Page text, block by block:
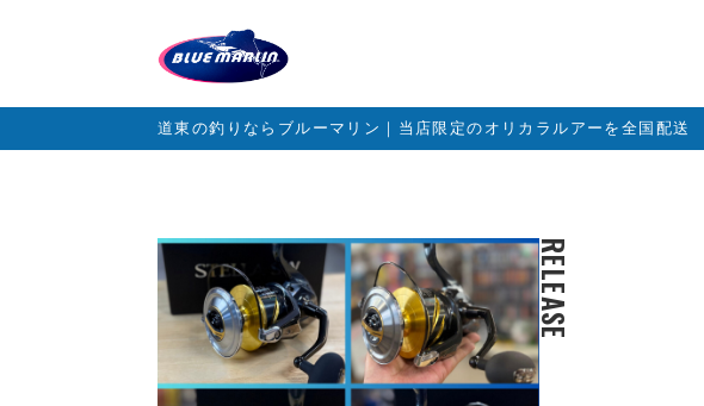
道東の釣りならブルーマリン｜当店限定のオリカラルアーを全国配送
RELEASE